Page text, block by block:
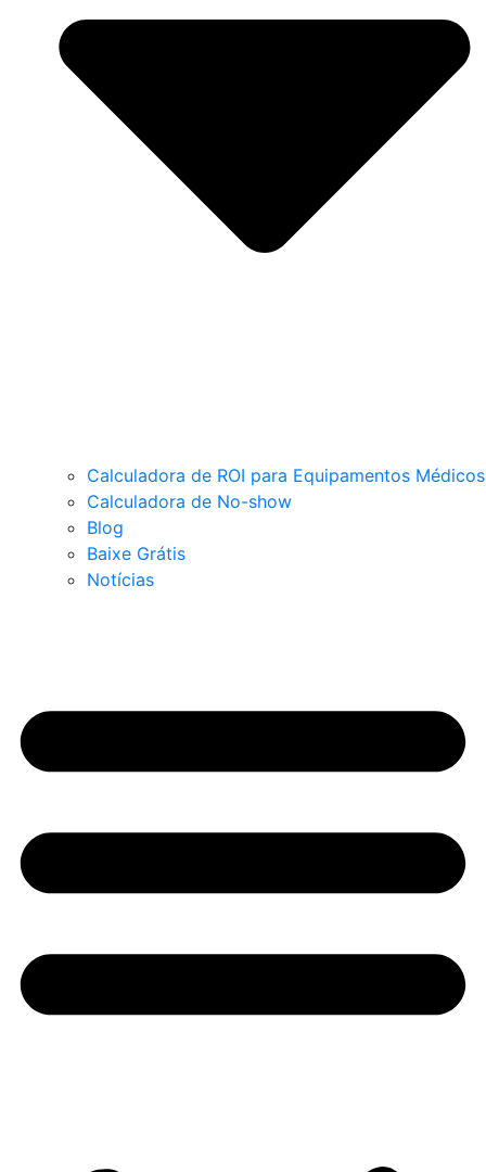
Calculadora de ROI para Equipamentos Médicos
Calculadora de No-show
Blog
Baixe Grátis
Notícias